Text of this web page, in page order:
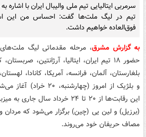
سرمربی ایتالیایی تیم ملی والیبال ایران با اشاره
تیم در لیگ ملت‌ها گفت: احساس من این
فوق‌العاده خواهیم داشت.
به گزارش مشرق
حضور ۱۸ تیم ایران، ایتالیا، آرژانتین،
بلغارستان، آلمان، فرانسه، آمریکا، کانادا،
و بلژیک از امروز
این رقابت‌ها از ۲۰ تا ۲۴ خرداد سال
(برزیل) و لین یی (چین) برگزار می‌شود که مردان
مصاف حریفان خود می‌روند.